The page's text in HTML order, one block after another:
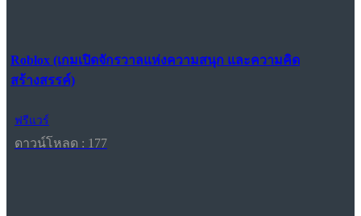
Roblox (เกมเปิดจักรวาลแห่งความสนุก และความคิด
สร้างสรรค์)
ฟรีแวร์
ดาวน์โหลด : 177